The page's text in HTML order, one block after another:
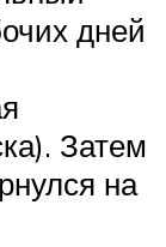
дней
Затем
на